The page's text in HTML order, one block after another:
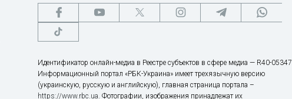
Идентификатор онлайн-медиа в Реестре субъектов в сфере медиа — R40-05347
Информационный портал «РБК-Украина» имеет трехязычную версию
(украинскую, русскую и английскую), главная страница портала –
https://www.rbc.ua. Фотографии, изображения принадлежат их